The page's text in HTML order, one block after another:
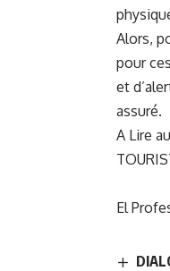
Alors,
pour
et
assuré.
A Lire
El